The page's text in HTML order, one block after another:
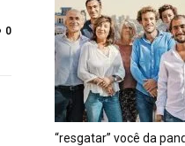
0
“resgatar” você da